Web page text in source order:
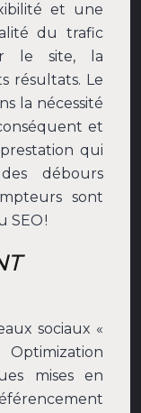
et une
du trafic
le site, la
résultats. Le
la nécessité
et
qui
débours
sont
SEO !
sociaux «
mises en